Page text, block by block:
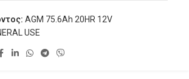
AGM 75.6Ah 20HR 12V
USE